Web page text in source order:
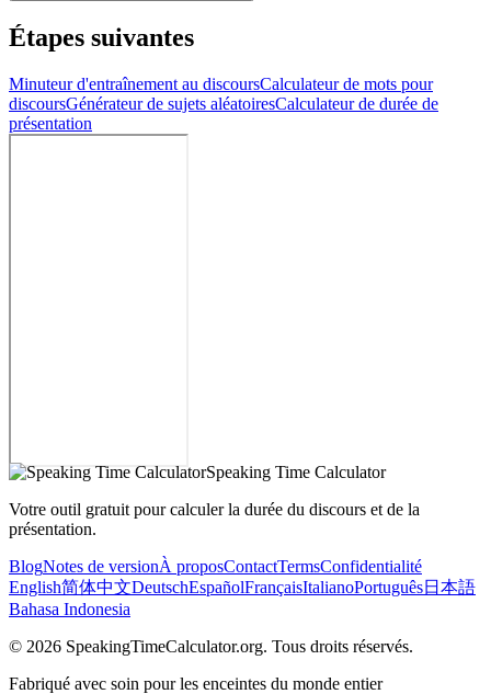
Étapes suivantes
Minuteur d'entraînement au discoursCalculateur de mots pour
discoursGénérateur de sujets aléatoiresCalculateur de durée de
présentation
Speaking Time Calculator
Votre outil gratuit pour calculer la durée du discours et de la
présentation.
BlogNotes de versionÀ proposContactTermsConfidentialité
English简体中文DeutschEspañolFrançaisItalianoPortuguês日本語
Bahasa Indonesia
© 2026 SpeakingTimeCalculator.org. Tous droits réservés.
Fabriqué avec soin pour les enceintes du monde entier